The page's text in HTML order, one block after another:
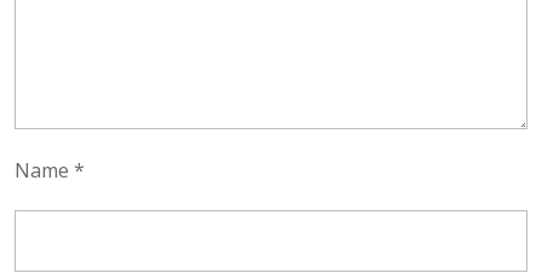
Name *